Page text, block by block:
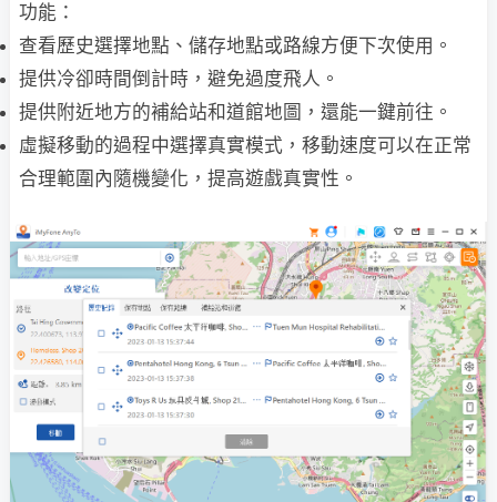
功能：
查看歷史選擇地點、儲存地點或路線方便下次使用。
提供冷卻時間倒計時，避免過度飛人。
提供附近地方的補給站和道館地圖，還能一鍵前往。
虛擬移動的過程中選擇真實模式，移動速度可以在正常
合理範圍內隨機變化，提高遊戲真實性。